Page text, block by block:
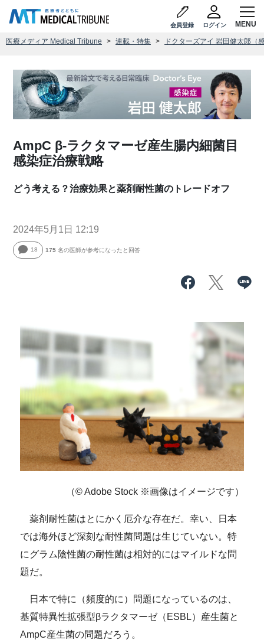
会員登録 ログイン
医療メディア Medical Tribune 連載・特集 ドクターズアイ 岩田健太郎（
AmpC β-ラクタマーゼ産生腸内細菌目
感染症治療戦略
どう考える？治療効果と薬剤耐性菌のトレードオフ
2024年5月1日 12:19
18 175 名の医師が参考になったと回答
（© Adobe Stock ※画像はイメージです）
薬剤耐性菌はとにかく厄介な存在だ。幸い、日本
では海外ほど深刻な耐性菌問題は生じていない。特
にグラム陰性菌の耐性菌は相対的にはマイルドな問
題だ。
日本で特に（頻度的に）問題になっているのは、
基質特異性拡張型βラクタマーゼ（ESBL）産生菌と
AmpC産生菌の問題だろう。